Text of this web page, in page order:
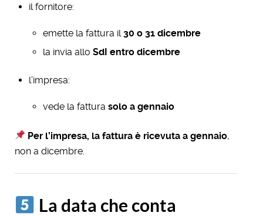
il fornitore:
emette la fattura il30 o 31 dicembre
la invia allo SdI entro dicembre
l’impresa:
vede la fattura solo a gennaio
Per l’impresa, la fattura è ricevuta a gennaio,
non a dicembre.
La data che conta